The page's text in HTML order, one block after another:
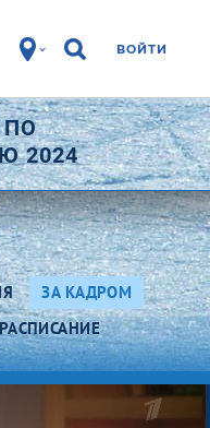
ВОЙТИ
ПО
2024
ЗА КАДРОМ